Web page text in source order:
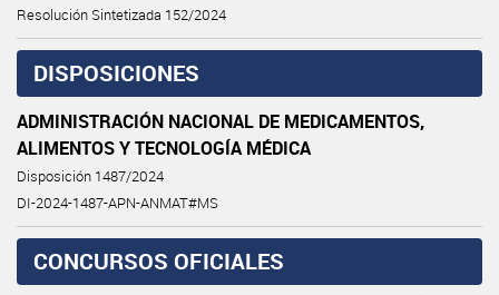
Resolución Sintetizada 152/2024
DISPOSICIONES
ADMINISTRACIÓN NACIONAL DE MEDICAMENTOS,
ALIMENTOS Y TECNOLOGÍA MÉDICA
Disposición 1487/2024
DI-2024-1487-APN-ANMAT#MS
CONCURSOS OFICIALES